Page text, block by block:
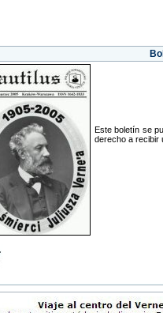
Este boletín se
derecho a recibir